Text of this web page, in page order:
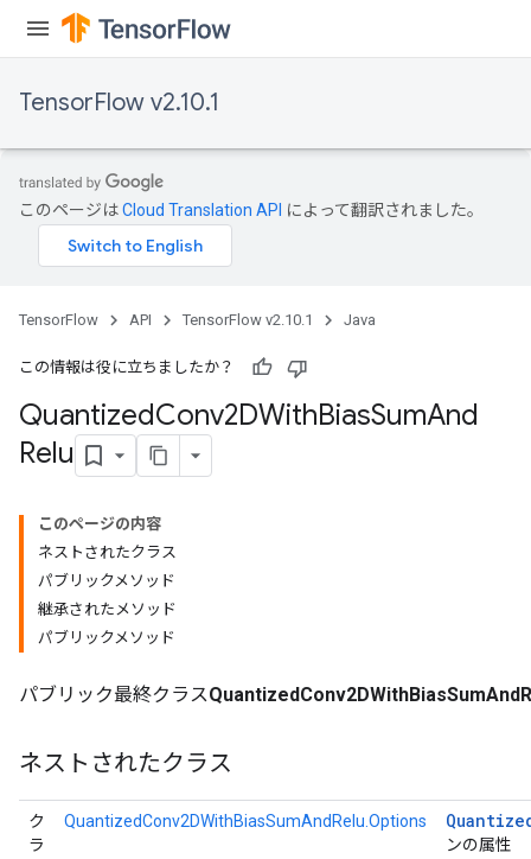
TensorFlow v2.10.1
このページはCloud Translation API によって翻訳されました。
TensorFlow API TensorFlow v2.10.1 Java
この情報は役に立ちましたか？
QuantizedConv2DWithBiasSumAnd
Relu
このページの内容
ネストされたクラス
パブリックメソッド
継承されたメソッド
パブリックメソッド
パブリック最終クラス
ネストされたクラス
ク
ラ
QuantizedConv2DWithBiasSumAndRelu.Options
ンの属性